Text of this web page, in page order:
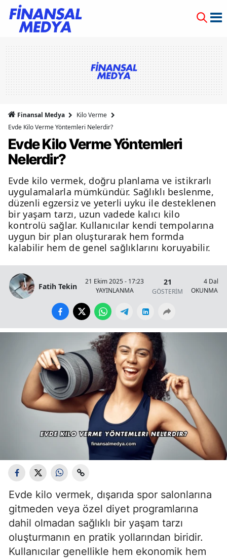
Finansal Medya
Kilo Verme
Evde Kilo Verme Yöntemleri Nelerdir?
Evde Kilo Verme Yöntemleri
Nelerdir?
Evde kilo vermek, doğru planlama ve istikrarlı
uygulamalarla mümkündür. Sağlıklı beslenme,
düzenli egzersiz ve yeterli uyku ile desteklenen
bir yaşam tarzı, uzun vadede kalıcı kilo
kontrolü sağlar. Kullanıcılar kendi tempolarına
uygun bir plan oluşturarak hem formda
kalabilir hem de genel sağlıklarını koruyabilir.
Fatih Tekin
21 Ekim 2025 - 17:23
YAYINLANMA
21
GÖSTERİM
4
OKUNMA
Evde kilo vermek, dışarıda spor salonlarına
gitmeden veya özel diyet programlarına
dahil olmadan sağlıklı bir yaşam tarzı
oluşturmanın en pratik yollarından biridir.
Kullanıcılar genellikle hem ekonomik hem